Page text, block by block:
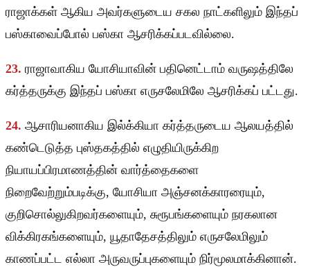
ராஜாக்கள் ஆகிய அவர்களுடைய சகல நாட்களிலும் இந்தப்
பஸ்காவைப்போல் பஸ்கா ஆசரிக்கப்படவில்லை.
23. ராஜாவாகிய யோசியாவின் பதினெட்டாம் வருஷத்திலே
கர்த்தருக்கு இந்தப் பஸ்கா எருசலேமிலே ஆசரிக்கப் பட்டது.
24. ஆசாரியனாகிய இல்க்கியா கர்த்தருடைய ஆலயத்தில்
கண்டெடுத்த புஸ்தகத்தில் எழுதியிருக்கிற
நியாயப்பிரமாணத்தின் வார்த்தைகளை
நிறைவேற்றும்படிக்கு, யோசியா அஞ்சனக்காரரையும்,
குறிசொல்லுகிறவர்களையும், சுரூபங்களையும் நரகலான
விக்கிரகங்களையும், யூதாதேசத்திலும் எருசலேமிலும்
காணப்பட்ட எல்லா அருவருப்புகளையும் நிர்மூலமாக்கினான்.